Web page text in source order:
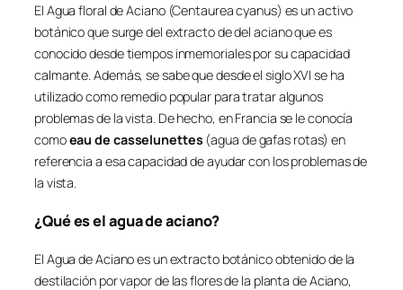
El Agua floral de Aciano (Centaurea cyanus) es un activo
botánico que surge del extracto de del aciano que es
conocido desde tiempos inmemoriales por su capacidad
calmante. Además, se sabe que desde el siglo XVI se ha
utilizado como remedio popular para tratar algunos
problemas de la vista. De hecho, en Francia se le conocía
comoeau de casselunettes(agua de gafas rotas) en
referencia a esa capacidad de ayudar con los problemas de
la vista.
¿Qué es el agua de aciano?
El Agua de Aciano es un extracto botánico obtenido de la
destilación por vapor de las flores de la planta de Aciano,